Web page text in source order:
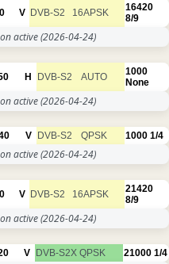
V DVB-S2 16APSK
16420
8/9
active(2026-04-24)
H DVB-S2 AUTO
1000
None
active(2026-04-24)
V DVB-S2 QPSK 1000 1/4
active(2026-04-24)
V DVB-S2 16APSK
21420
8/9
active(2026-04-24)
V DVB-S2X QPSK 21000 1/4